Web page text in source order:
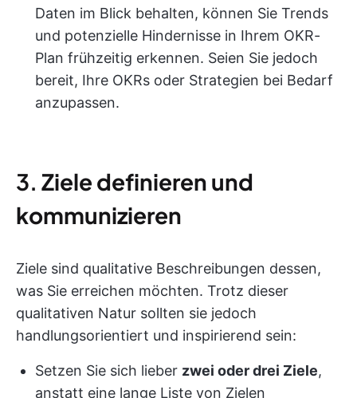
Daten im Blick behalten, können Sie Trends
und potenzielle Hindernisse in Ihrem OKR-
Plan frühzeitig erkennen. Seien Sie jedoch
bereit, Ihre OKRs oder Strategien bei Bedarf
anzupassen.
3. Ziele definieren und
kommunizieren
Ziele sind qualitative Beschreibungen dessen,
was Sie erreichen möchten. Trotz dieser
qualitativen Natur sollten sie jedoch
handlungsorientiert und inspirierend sein:
Setzen Sie sich lieber zwei oder drei Ziele,
anstatt eine lange Liste von Zielen